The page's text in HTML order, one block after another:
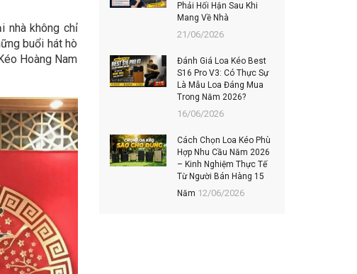
nhà không chỉ
buổi hát hò
Hoàng Nam
Phải Hối Hận Sau Khi
Mang Về Nhà
21/06/2026
Đánh Giá Loa Kéo Best
S16 Pro V3: Có Thực Sự
Là Mẫu Loa Đáng Mua
Trong Năm 2026?
16/06/2026
Cách Chọn Loa Kéo Phù
Hợp Nhu Cầu Năm 2026
– Kinh Nghiệm Thực Tế
Từ Người Bán Hàng 15
Năm 12/06/2026